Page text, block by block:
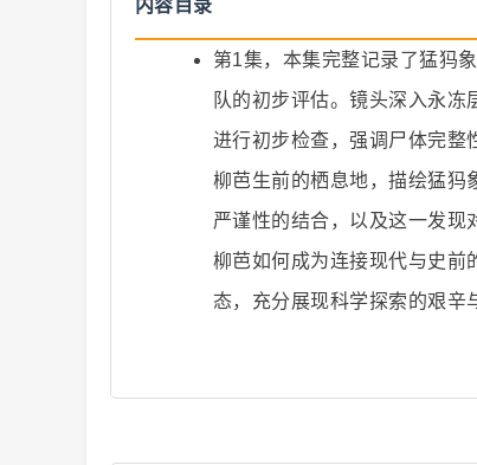
爆
内容目录
第1集，本集完整记录了猛犸
队的初步评估。镜头深入永
进行初步检查，强调尸体完整
柳芭生前的栖息地，描绘猛犸
严谨性的结合，以及这一发现
柳芭如何成为连接现代与史前
态，充分展现科学探索的艰辛